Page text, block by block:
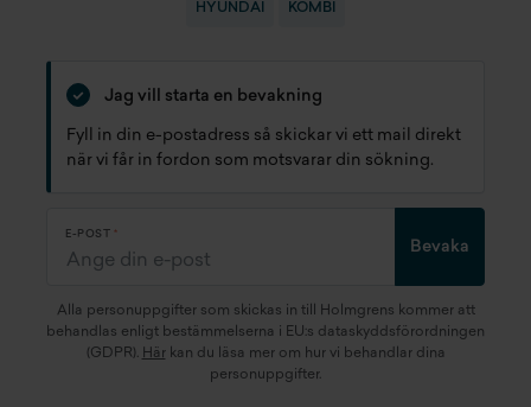
HYUNDAI KOMBI
Jag vill starta en bevakning
Fyll in din e-postadress så skickar vi ett mail direkt
när vi får in fordon som motsvarar din sökning.
E-POST
Bevaka
Alla personuppgifter som skickas in till Holmgrens kommer att
behandlas enligt bestämmelserna i EU:s dataskyddsförordningen
(GDPR). Härkan du läsa mer om hur vi behandlar dina
personuppgifter.